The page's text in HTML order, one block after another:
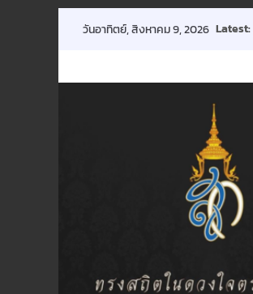
วันอาทิตย์, สิงหาคม 9, 2026 Latest: